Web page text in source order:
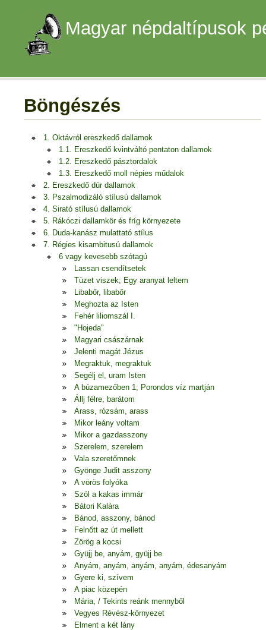
Magyar népdaltípusok
Böngészés
1. Oktávról ereszkedő dallamok
1.1. Ereszkedő kvintváltó pentaton dallamok
1.2. Ereszkedő pásztordalok
1.3. Ereszkedő moll népies műdalok
2. Ereszkedő dúr dallamok
3. Pszalmodizáló stílusú dallamok
4. Sirató stílusú dallamok
5. Rákóczi dallamkör és fríg környezete
6. Duda-kanász mulattató stílus
7. Régies kisambitusú dallamok
6 vagy kevesebb szótagú
Lassan csendítsetek
Tüzet viszek; Egy aranyat leltem
Libabőr, libabőr
Meghozta az Isten
Fehér liliomszál I.
"Hojeda"
Magyari császárnak
Jelenti magát Jézus
Megraktuk, megraktuk
Segélj el, uram Isten
A búzamezőben 1; Porondos víz martján
Állj félre, barátom
Arass, rózsám, arass
Mikor leány voltam
Mikor a gazdasszony
Szerelem, szerelem
Vala szeretőmnek
Gyönge Judit asszony
A vörös folyóka
Szól a kakas immár
Bátori Kalára
Bánod, asszony, bánod
Felnőtt az út mellett
Zörög a kocsi
Gyüjj be, anyám, gyüjj be
Anyám, anyám, anyám, anyám, édesanyám
Gyere ki, szívem
A piac közepén
Mária, / Tekints reánk mennyből
Vegyes Révész-környezet
Elment a két lány